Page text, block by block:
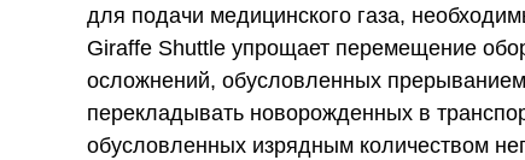
для подачи медицинского газа,
Giraffe Shuttle упрощает перемещение
осложнений, обусловленных
перекладывать новорожденных в
обусловленных изрядным количеством